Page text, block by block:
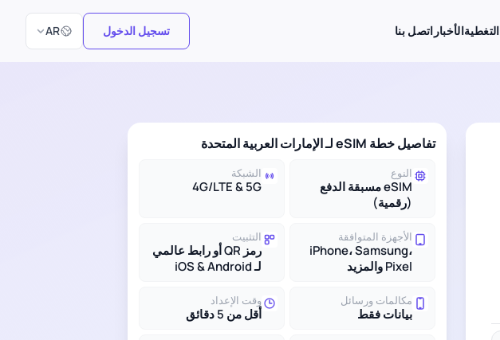
التغطيةالأخبار اتصل بنا تسجيل الدخول AR
اختر اللغة
تفاصيل خطة eSIM لـ الإمارات العربية المتحدة
النوع
eSIM مسبقة الدفع
(رقمية)
الشبكة
4G/LTE & 5G
الأجهزة المتوافقة
iPhone، Samsung،
Pixel والمزيد
التثبيت
رمز QR أو رابط عالمي
لـ iOS & Android
مكالمات ورسائل
بيانات فقط
وقت الإعداد
أقل من 5 دقائق